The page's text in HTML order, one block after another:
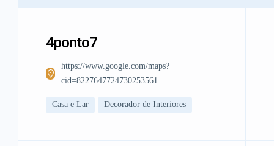
4ponto7
https://www.google.com/maps?
cid=8227647724730253561
Casa e Lar Decorador de Interiores